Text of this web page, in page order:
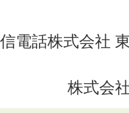
電話株式会社
株式会